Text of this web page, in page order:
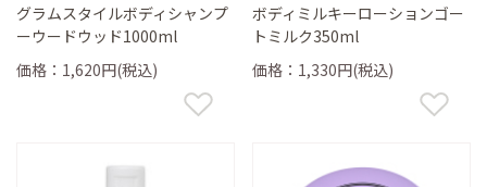
グラムスタイルボディシャンプ
ーウードウッド1000ml
価格：1,620円(税込)
ボディミルキーローションゴー
トミルク350ml
価格：1,330円(税込)